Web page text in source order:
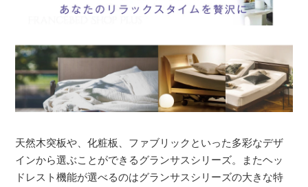
天然木突板や、化粧板、ファブリックといった多彩なデザ
インから選ぶことができるグランサスシリーズ。またヘッ
ドレスト機能が選べるのはグランサスシリーズの大きな特